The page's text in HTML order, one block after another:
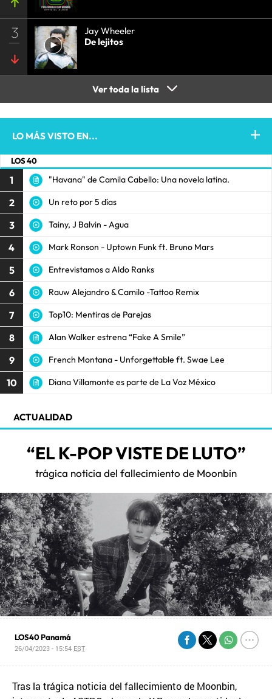
3
Jay Wheeler
De lejitos
Ver toda la lista
LO MÁS VISTO EN...
LOS 40
1 "Havana" de Camila Cabello: Una novela latina.
2 Un reto por 5 días
3 Tainy, J Balvin - Agua
4 Mark Ronson - Uptown Funk ft. Bruno Mars
5 Entrevistamos a Aldo Ranks
6 Rauw Alejandro & Camilo -Tattoo Remix
7 Top10: Mentiras de Parejas
8 Alan Walker estrena “Fake A Smile”
9 French Montana - Unforgettable ft. Swae Lee
10 Diana Villamonte es parte de La Voz México
ACTUALIDAD
“EL K-POP VISTE DE LUTO”
trágica noticia del fallecimiento de Moonbin
LOS40 Panamá
26/04/2023 - 15:54 EST
Tras la trágica noticia del fallecimiento de Moonbin,